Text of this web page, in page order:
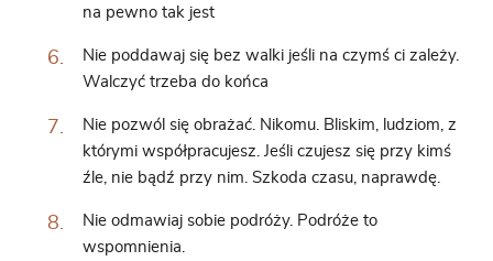
na pewno tak jest
Nie poddawaj się bez walki jeśli na czymś ci zależy.
Walczyć trzeba do końca
Nie pozwól się obrażać. Nikomu. Bliskim, ludziom, z
którymi współpracujesz. Jeśli czujesz się przy kimś
źle, nie bądź przy nim. Szkoda czasu, naprawdę.
Nie odmawiaj sobie podróży. Podróże to
wspomnienia.